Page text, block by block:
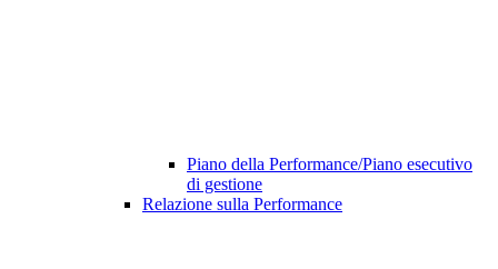
Piano della Performance/Piano esecutivo
di gestione
Relazione sulla Performance